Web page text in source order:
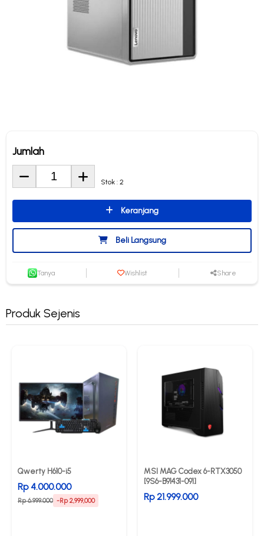
Jumlah
Stok : 2
Keranjang
Beli Langsung
Tanya Wishlist Share
Produk Sejenis
Qwerty H610-i5
Rp 4.000.000
Rp 6.999.000 -Rp 2,999,000
MSI MAG Codex 6-RTX3050
[9S6-B91431-091]
Rp 21.999.000